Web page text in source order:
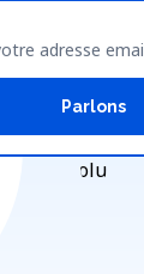
adresse
Parlons